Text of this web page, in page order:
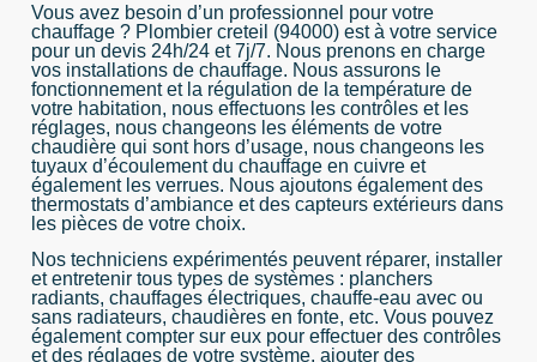
Vous avez besoin d’un professionnel pour votre
chauffage ? Plombier creteil (94000) est à votre service
pour un devis 24h/24 et 7j/7. Nous prenons en charge
vos installations de chauffage. Nous assurons le
fonctionnement et la régulation de la température de
votre habitation, nous effectuons les contrôles et les
réglages, nous changeons les éléments de votre
chaudière qui sont hors d’usage, nous changeons les
tuyaux d’écoulement du chauffage en cuivre et
également les verrues. Nous ajoutons également des
thermostats d’ambiance et des capteurs extérieurs dans
les pièces de votre choix.
Nos techniciens expérimentés peuvent réparer, installer
et entretenir tous types de systèmes : planchers
radiants, chauffages électriques, chauffe-eau avec ou
sans radiateurs, chaudières en fonte, etc. Vous pouvez
également compter sur eux pour effectuer des contrôles
et des réglages de votre système, ajouter des